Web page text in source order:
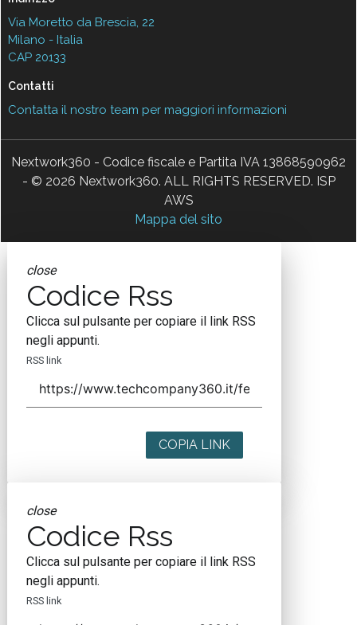
Via Moretto da Brescia, 22
Milano - Italia
CAP 20133
Contatti
Contatta il nostro team per maggiori informazioni
Nextwork360 - Codice fiscale e Partita IVA 13868590962
- © 2026 Nextwork360. ALL RIGHTS RESERVED. ISP
AWS
Mappa del sito
close
Codice Rss
Clicca sul pulsante per copiare il link RSS
negli appunti.
RSS link
COPIA LINK
close
Codice Rss
Clicca sul pulsante per copiare il link RSS
negli appunti.
RSS link